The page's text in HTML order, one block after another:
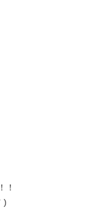
！
)